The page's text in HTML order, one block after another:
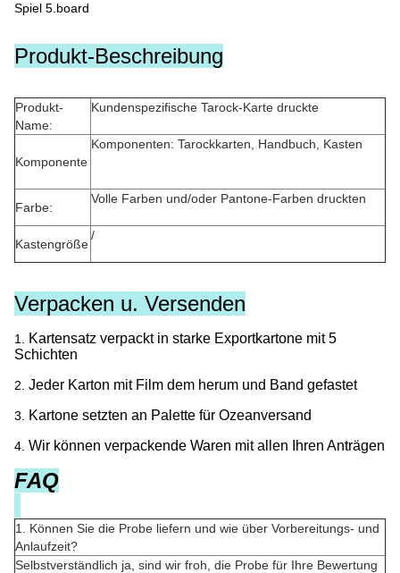
Spiel 5.board
Produkt-Beschreibung
Produkt-
Name:
Kundenspezifische Tarock-Karte druckte
Komponente
Komponenten: Tarockkarten, Handbuch, Kasten
Farbe:
Volle Farben und/oder Pantone-Farben druckten
Kastengröße
/
Verpacken u. Versenden
1.
Kartensatz verpackt in starke Exportkartone mit 5
Schichten
2. Jeder Karton mit Film dem herum und Band gefastet
3. Kartone setzten an Palette für Ozeanversand
4. Wir können verpackende Waren mit allen Ihren Anträgen
FAQ
1. Können Sie die Probe liefern und wie über Vorbereitungs- und
Anlaufzeit?
Selbstverständlich ja, sind wir froh, die Probe für Ihre Bewertung